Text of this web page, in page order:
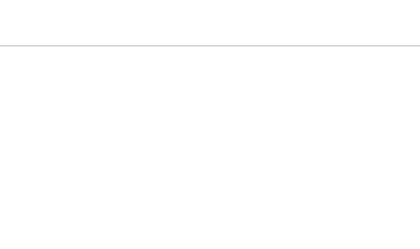
오른 6365.07 개장